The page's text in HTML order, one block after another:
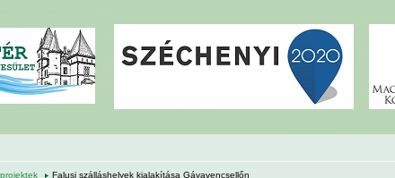
Falusi szálláshelyek kialakítása Gávavencsellőn